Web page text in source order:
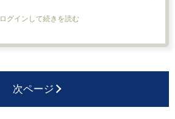
ログインして続きを読む
次ページ